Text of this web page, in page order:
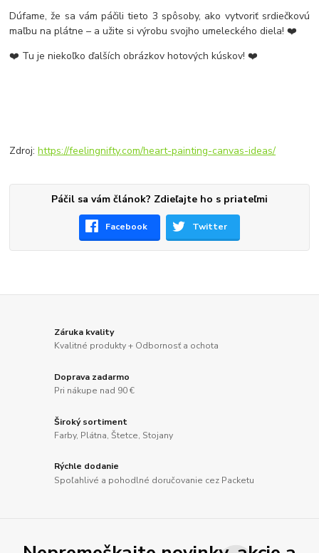
Dúfame, že sa vám páčili tieto 3 spôsoby, ako vytvoriť srdiečkovú
maľbu na plátne – a užite si výrobu svojho umeleckého diela! ❤️
❤️ Tu je niekoľko ďalších obrázkov hotových kúskov! ❤️
Zdroj:https://feelingnifty.com/heart-painting-canvas-ideas/
Páčil sa vám článok? Zdieľajte ho s priateľmi
Facebook Twitter
Záruka kvality
Kvalitné produkty + Odbornosť a ochota
Doprava zadarmo
Pri nákupe nad 90 €
Široký sortiment
Farby, Plátna, Štetce, Stojany
Rýchle dodanie
Spoľahlivé a pohodlné doručovanie cez Packetu